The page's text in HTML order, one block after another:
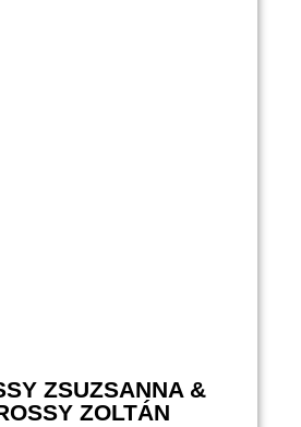
ZSUZSANNA &
ZOLTÁN